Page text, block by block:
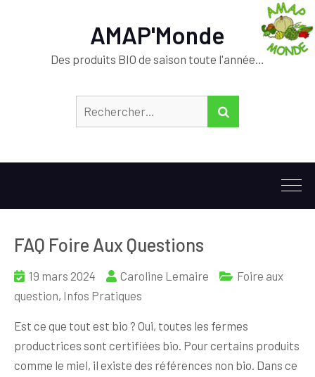
AMAP'Monde
Des produits BIO de saison toute l'année…
FAQ Foire Aux Questions
19 mars 2024 Caroline Lemaire
Foire aux
question, Infos Pratiques
Est ce que tout est bio ? Oui, toutes les fermes
productrices sont certifiées bio. Pour certains produits
comme le miel, il existe des références non bio. Dans ce